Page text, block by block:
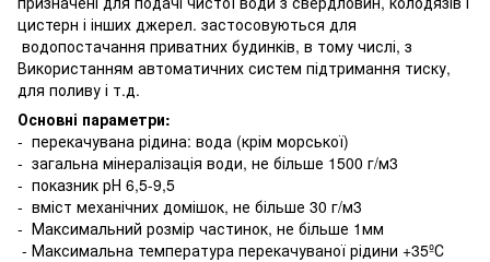
цистерн і інших джерел. застосовуються для
водопостачання приватних будинків, в тому числі, з
Використанням автоматичних систем підтримання тиску,
для поливу і т.д.
Основні параметри:
- перекачувана рідина: вода (крім морської)
- загальна мінералізація води, не більше 1500 г/м3
- показник рН 6,5-9,5
- вміст механічних домішок, не більше 30 г/м3
- Максимальний розмір частинок, не більше 1мм
- Максимальна температура перекачуваної рідини +35ºС